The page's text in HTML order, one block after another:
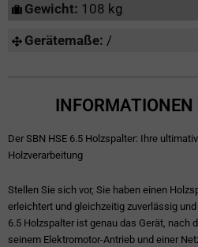
Gewicht: 108 kg
Gerätemaße: /
Der SBN HSE 6.5 Holzspalter: Ihre
Holzverarbeitung
Stellen Sie sich vor, Sie haben einen
erleichtert und gleichzeitig zuverlässig
6.5 Holzspalter ist genau das Gerät, nach
seinem Elektromotor-Antrieb und einer